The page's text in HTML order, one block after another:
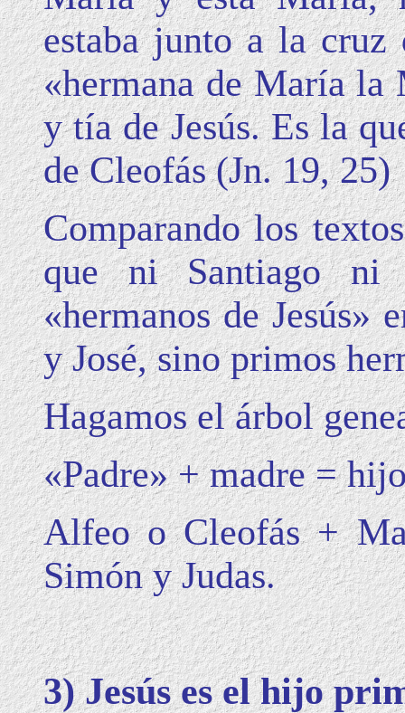
estaba junto a la
«hermana de María la
y tía de Jesús. Es la
de Cleofás (Jn. 19, 25)
Comparando los
que ni Santiago ni
«hermanos de Jesús»
y José, sino primos
Hagamos el árbol
«Padre» + madre =
Alfeo o Cleofás +
Simón y Judas.
3) Jesús es el hijo